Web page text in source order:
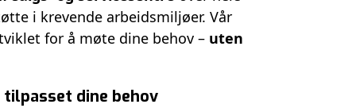
i krevende arbeidsmiljøer. Vår
for å møte dine behov – uten
dine behov